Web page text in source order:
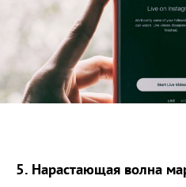
5. Нарастающая волна